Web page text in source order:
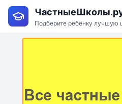
Подберите ребёнку лучшую